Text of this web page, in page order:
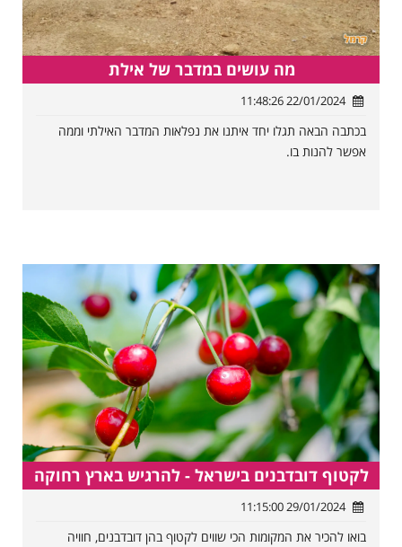
מה עושים במדבר של אילת
22/01/2024 11:48:26
בכתבה הבאה תגלו יחד איתנו את נפלאות המדבר האילתי וממה
אפשר להנות בו.
לקטוף דובדבנים בישראל - להרגיש בארץ רחוקה
29/01/2024 11:15:00
בואו להכיר את המקומות הכי שווים לקטוף בהן דובדבנים, חוויה